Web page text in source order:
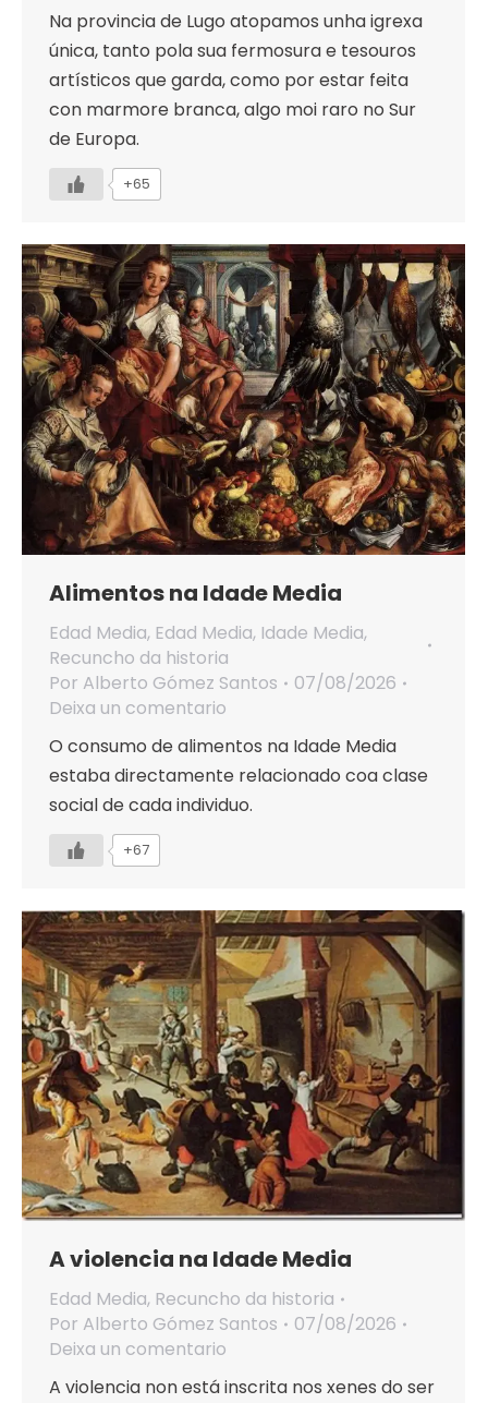
Na provincia de Lugo atopamos unha igrexa
única, tanto pola sua fermosura e tesouros
artísticos que garda, como por estar feita
con marmore branca, algo moi raro no Sur
de Europa.
+65
Alimentos na Idade Media
Edad Media, Edad Media, Idade Media,
Recuncho da historia
Por Alberto Gómez Santos
07/08/2026
Deixa un comentario
O consumo de alimentos na Idade Media
estaba directamente relacionado coa clase
social de cada individuo.
+67
A violencia na Idade Media
Edad Media, Recuncho da historia
Por Alberto Gómez Santos
07/08/2026
Deixa un comentario
A violencia non está inscrita nos xenes do ser